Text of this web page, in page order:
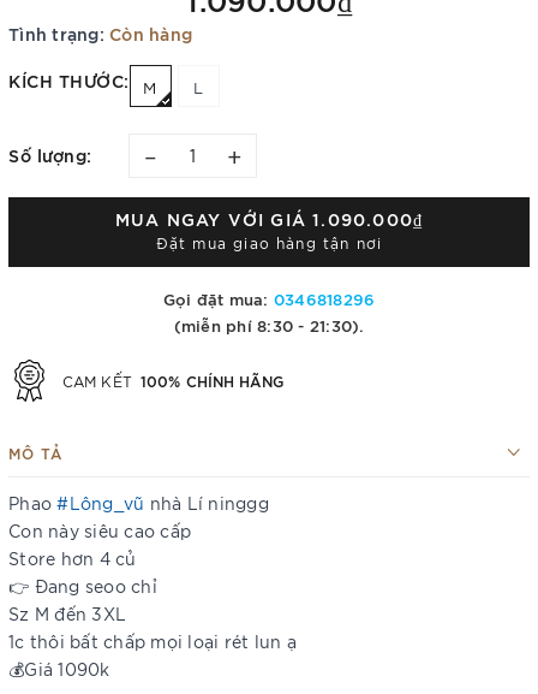
Tình trạng: Còn hàng
KÍCH THƯỚC: M L
Số lượng: – +
MUA NGAY VỚI GIÁ1.090.000₫
Đặt mua giao hàng tận nơi
Gọi đặt mua: 0346818296
(miễn phí 8:30 - 21:30).
CAM KẾT 100% CHÍNH HÃNG
MÔ TẢ
Phao#Lông_vũ nhà Lí ninggg
Con này siêu cao cấp
Store hơn 4 củ
👉 Đang seoo chỉ
Sz M đến 3XL
1c thôi bất chấp mọi loại rét lun ạ
💰Giá 1090k